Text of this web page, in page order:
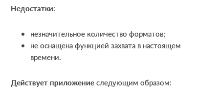
Недостатки:
незначительное количество форматов;
не оснащена функцией захвата в настоящем
времени.
Действует приложениеследующим образом: